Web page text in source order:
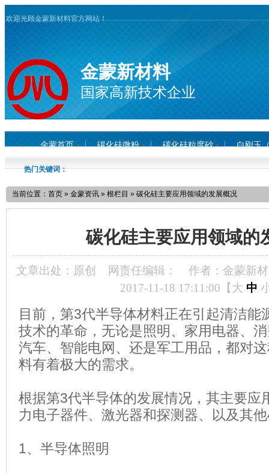
欢迎光顾金蒙新材料官方网站！
金蒙新材料
国家高新技术企业
金蒙首页 碳化硅微粉 碳化硅粒度砂 白刚玉
热门关键词：
当前位置： 首页 » 金蒙资讯 » 根栏目 » 碳化硅主要应用领域的发展概况
碳化硅主要应用领域的
文章出处：原创 网责任编辑：
作者：金蒙新材
2017-11-18 17:11:00【大 中
目前，第3代半导体材料正在引起清洁能
技术的革命，无论是照明、家用电器、
汽车、智能电网、还是军工用品，都对
料有着极大的需求。
根据第3代半导体的发展情况，其主要应
力电子器件、激光器和探测器、以及其
1、半导体照明